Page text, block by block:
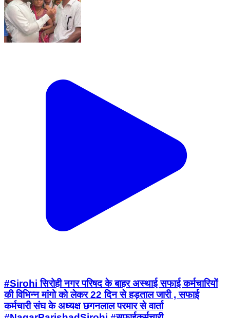
#Sirohi सिरोही नगर परिषद के बाहर अस्थाई सफाई कर्मचारियों
की विभिन्न मांगो को लेकर 22 दिन से हड़ताल जारी , सफाई
कर्मचारी संघ के अध्यक्ष छगनलाल परमार से वार्ता